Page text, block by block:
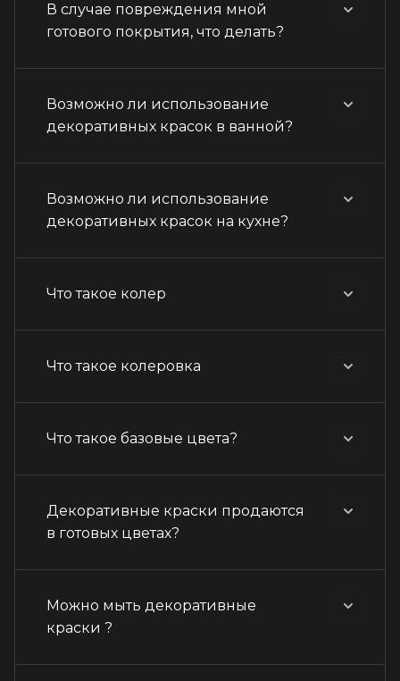
В случае повреждения мной
готового покрытия, что делать?
Возможно ли использование
декоративных красок в ванной?
Возможно ли использование
декоративных красок на кухне?
Что такое колер
Что такое колеровка
Что такое базовые цвета?
Декоративные краски продаются
в готовых цветах?
Можно мыть декоративные
краски ?